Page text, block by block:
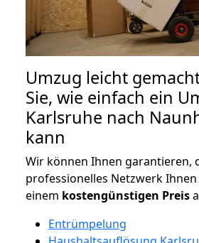
Umzug leicht
Sie, wie einfach ein
Karlsruhe nach
kann
Wir können Ihnen garantieren,
professionelles Netzwerk Ihnen
einem kostengünstigen Preis
Entrümpelung